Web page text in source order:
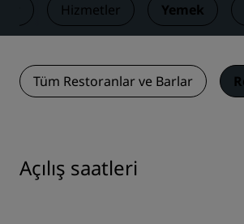
Hizmetler Yemek
Tüm Restoranlar ve Barlar
Açılış saatleri